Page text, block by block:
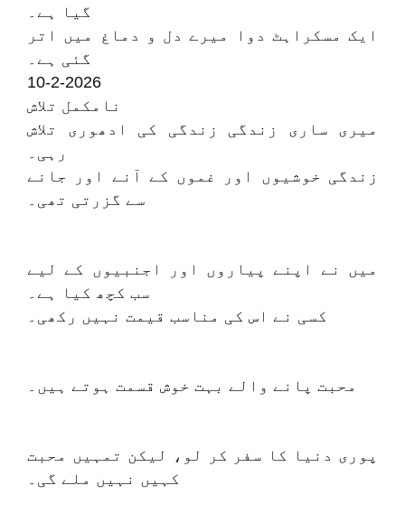
گیا ہے۔
ایک مسکراہٹ دوا میرے دل و دماغ میں اتر
گئی ہے۔
10-2-2026
نامکمل تلاش
میری ساری زندگی زندگی کی ادھوری تلاش
رہی۔
زندگی خوشیوں اور غموں کے آنے اور جانے
سے گزرتی تھی۔
میں نے اپنے پیاروں اور اجنبیوں کے لیے
سب کچھ کیا ہے۔
کسی نے اس کی مناسب قیمت نہیں رکھی۔
محبت پانے والے بہت خوش قسمت ہوتے ہیں۔
پوری دنیا کا سفر کر لو، لیکن تمہیں محبت
کہیں نہیں ملے گی۔